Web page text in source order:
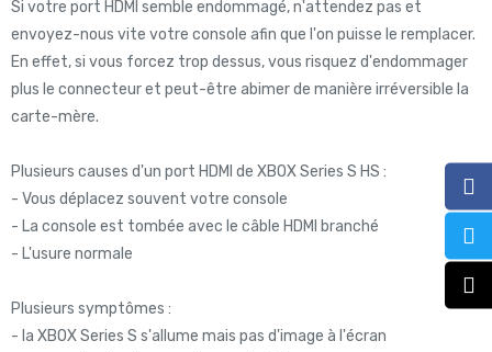
Si votre port HDMI semble endommagé, n'attendez pas et
envoyez-nous vite votre console afin que l'on puisse le remplacer.
En effet, si vous forcez trop dessus, vous risquez d'endommager
plus le connecteur et peut-être abimer de manière irréversible la
carte-mère.
Plusieurs causes d'un port HDMI de XBOX Series S HS :
- Vous déplacez souvent votre console
- La console est tombée avec le câble HDMI branché
- L'usure normale
Plusieurs symptômes :
- la XBOX Series S s'allume mais pas d'image à l'écran